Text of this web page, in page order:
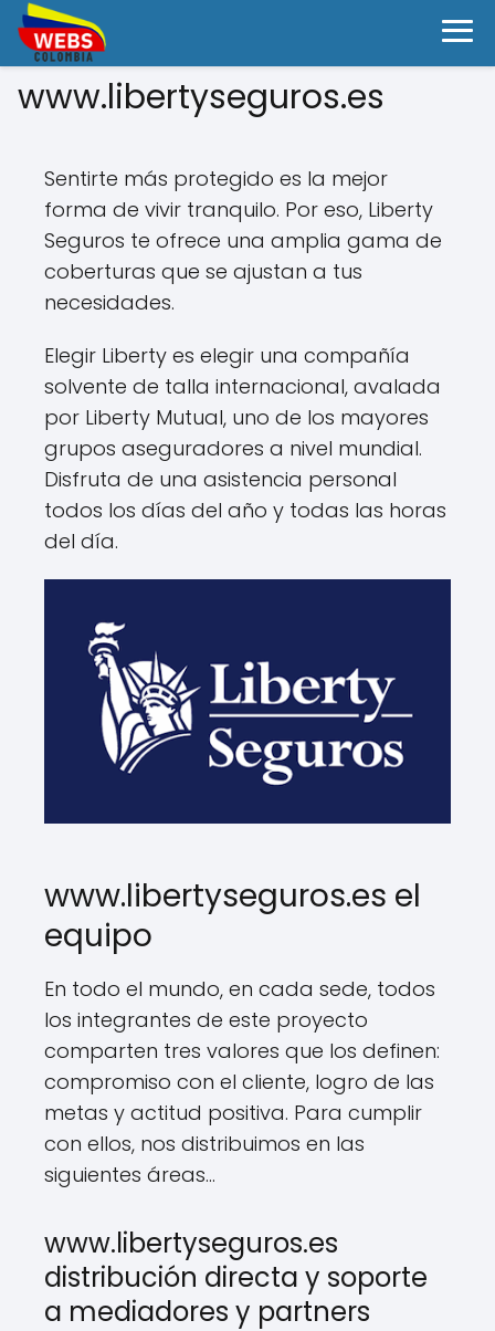
www.libertyseguros.es
Sentirte más protegido es la mejor
forma de vivir tranquilo. Por eso, Liberty
Seguros te ofrece una amplia gama de
coberturas que se ajustan a tus
necesidades.
Elegir Liberty es elegir una compañía
solvente de talla internacional, avalada
por Liberty Mutual, uno de los mayores
grupos aseguradores a nivel mundial.
Disfruta de una asistencia personal
todos los días del año y todas las horas
del día.
www.libertyseguros.es el
equipo
En todo el mundo, en cada sede, todos
los integrantes de este proyecto
comparten tres valores que los definen:
compromiso con el cliente, logro de las
metas y actitud positiva. Para cumplir
con ellos, nos distribuimos en las
siguientes áreas…
www.libertyseguros.es
distribución directa y soporte
a mediadores y partners